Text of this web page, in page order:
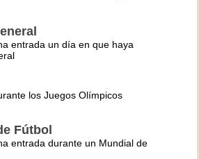
entrada un día en que haya
los Juegos Olímpicos
Fútbol
entrada durante un Mundial de